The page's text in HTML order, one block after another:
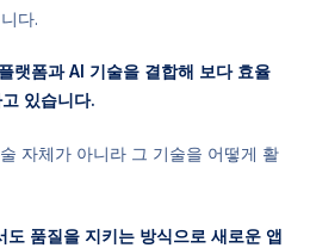
다.
랫폼과 AI 기술을 결합해 보다 효율
있습니다.
자체가 아니라 그 기술을 어떻게 활
도 품질을 지키는 방식으로 새로운 앱